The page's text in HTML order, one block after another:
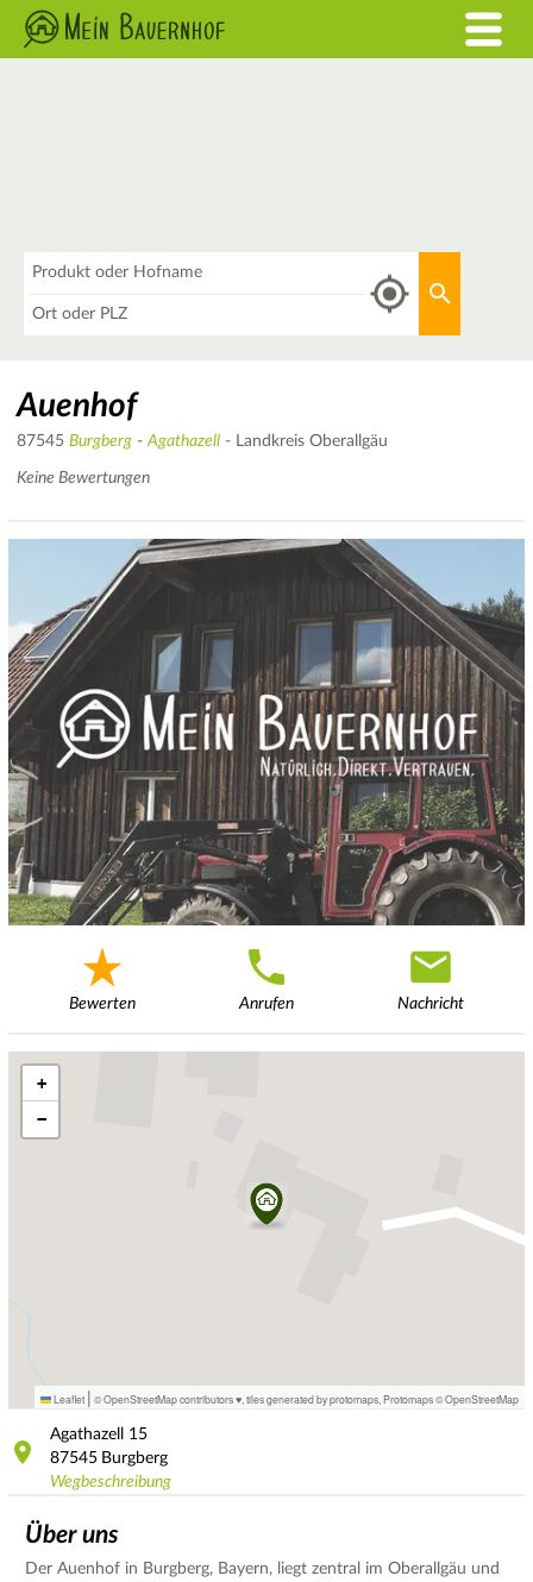
Auenhof
87545 Burgberg -Agathazell - Landkreis Oberallgäu
Keine Bewertungen
Bewerten Anrufen Nachricht
+
−
Leaflet | © OpenStreetMap contributors ♥, tiles generated by protomaps Protomaps©OpenStreetMap
Agathazell
15
87545 Burgberg
Wegbeschreibung
Über uns
Der Auenhof in Burgberg, Bayern, liegt zentral im Oberallgäu und